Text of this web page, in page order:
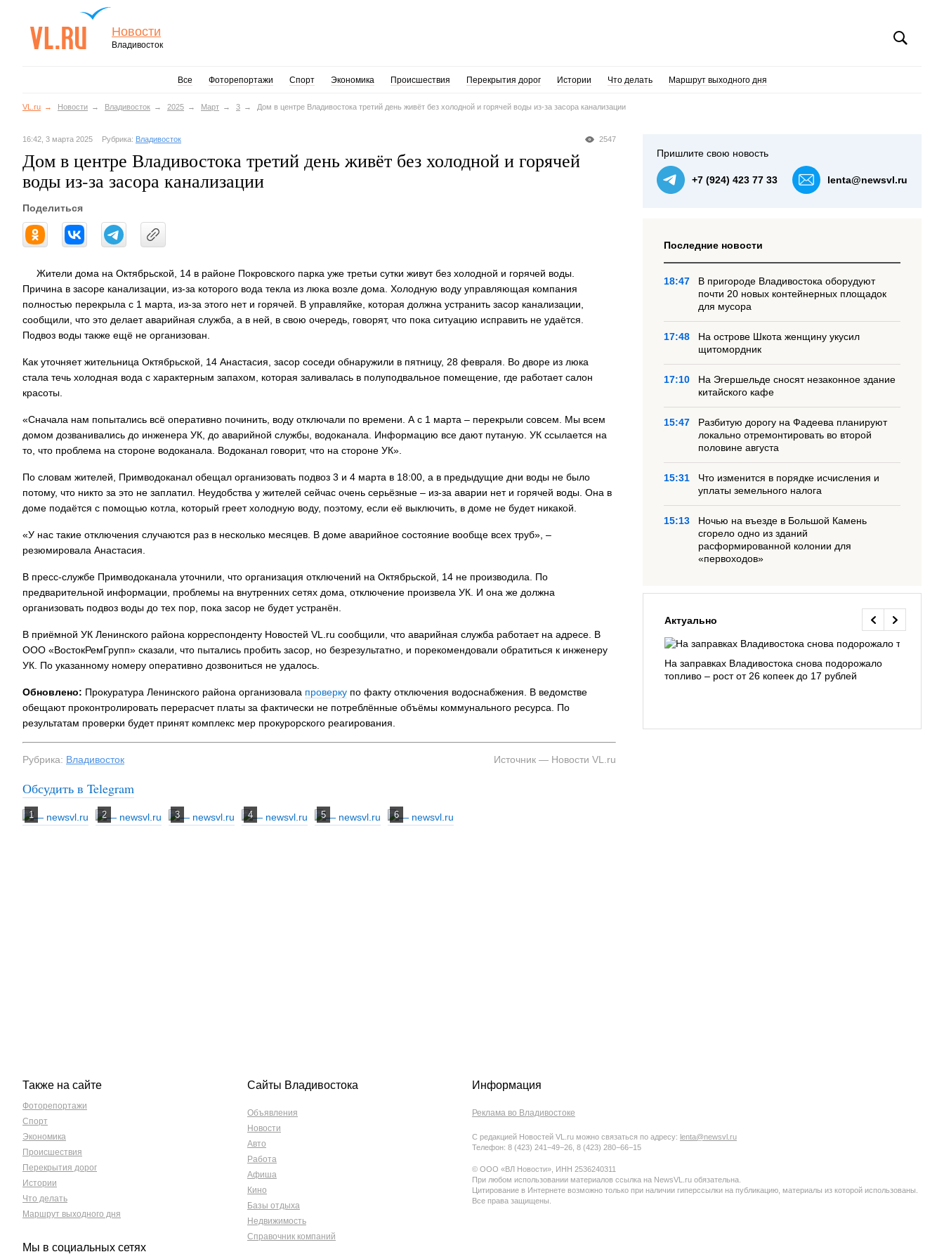
Новости
Владивосток
Все Фоторепортажи Спорт Экономика Происшествия Перекрытия дорог Истории Что делать Маршрут выходного дня
VL.ru Новости Владивосток 2025 Март 3 Дом в центре Владивостока третий день живёт без холодной и горячей воды из-за засора канализации
2547
16:42, 3 марта 2025 Рубрика: Владивосток
Дом в центре Владивостока третий день живёт без холодной и горячей
воды из-за засора канализации
Поделиться
Жители дома на Октябрьской, 14 в районе Покровского парка уже третьи сутки живут без холодной и горячей воды.
Причина в засоре канализации, из-за которого вода текла из люка возле дома. Холодную воду управляющая компания
полностью перекрыла с 1 марта, из-за этого нет и горячей. В управляйке, которая должна устранить засор канализации,
сообщили, что это делает аварийная служба, а в ней, в свою очередь, говорят, что пока ситуацию исправить не удаётся.
Подвоз воды также ещё не организован.
Как уточняет жительница Октябрьской, 14 Анастасия, засор соседи обнаружили в пятницу, 28 февраля. Во дворе из люка
стала течь холодная вода с характерным запахом, которая заливалась в полуподвальное помещение, где работает салон
красоты.
«Сначала нам попытались всё оперативно починить, воду отключали по времени. А с 1 марта – перекрыли совсем. Мы всем
домом дозванивались до инженера УК, до аварийной службы, водоканала. Информацию все дают путаную. УК ссылается на
то, что проблема на стороне водоканала. Водоканал говорит, что на стороне УК».
По словам жителей, Примводоканал обещал организовать подвоз 3 и 4 марта в 18:00, а в предыдущие дни воды не было
потому, что никто за это не заплатил. Неудобства у жителей сейчас очень серьёзные – из-за аварии нет и горячей воды. Она в
доме подаётся с помощью котла, который греет холодную воду, поэтому, если её выключить, в доме не будет никакой.
«У нас такие отключения случаются раз в несколько месяцев. В доме аварийное состояние вообще всех труб», –
резюмировала Анастасия.
В пресс-службе Примводоканала уточнили, что организация отключений на Октябрьской, 14 не производила. По
предварительной информации, проблемы на внутренних сетях дома, отключение произвела УК. И она же должна
организовать подвоз воды до тех пор, пока засор не будет устранён.
В приёмной УК Ленинского района корреспонденту Новостей VL.ru сообщили, что аварийная служба работает на адресе. В
ООО «ВостокРемГрупп» сказали, что пытались пробить засор, но безрезультатно, и порекомендовали обратиться к инженеру
УК. По указанному номеру оперативно дозвониться не удалось.
Обновлено: Прокуратура Ленинского района организовала проверку по факту отключения водоснабжения. В ведомстве
обещают проконтролировать перерасчет платы за фактически не потреблённые объёмы коммунального ресурса. По
результатам проверки будет принят комплекс мер прокурорского реагирования.
Рубрика: Владивосток Источник — Новости VL.ru
Обсудить в Telegram
Пришлите свою новость
+7 (924) 423 77 33 lenta@newsvl.ru
Последние новости
18:47
В пригороде Владивостока оборудуют
почти 20 новых контейнерных площадок
для мусора
17:48
На острове Шкота женщину укусил
щитомордник
17:10
На Эгершельде сносят незаконное здание
китайского кафе
15:47
Разбитую дорогу на Фадеева планируют
локально отремонтировать во второй
половине августа
15:31
Что изменится в порядке исчисления и
уплаты земельного налога
15:13
Ночью на въезде в Большой Камень
сгорело одно из зданий
расформированной колонии для
«первоходов»
Актуально
На заправках Владивостока снова подорожало
топливо – рост от 26 копеек до 17 рублей
Также на сайте
Фоторепортажи
Спорт
Экономика
Происшествия
Перекрытия дорог
Истории
Что делать
Маршрут выходного дня
Мы в социальных сетях
Сайты Владивостока
Объявления
Новости
Авто
Работа
Афиша
Кино
Базы отдыха
Недвижимость
Справочник компаний
Информация
Реклама во Владивостоке
С редакцией Новостей VL.ru можно связаться по адресу: lenta@newsvl.ru
Телефон: 8 (423) 241−49−26, 8 (423) 280−66−15
© ООО «ВЛ Новости», ИНН 2536240311
При любом использовании материалов ссылка на NewsVL.ru обязательна.
Цитирование в Интернете возможно только при наличии гиперссылки на публикацию, материалы из которой использованы.
Все права защищены.